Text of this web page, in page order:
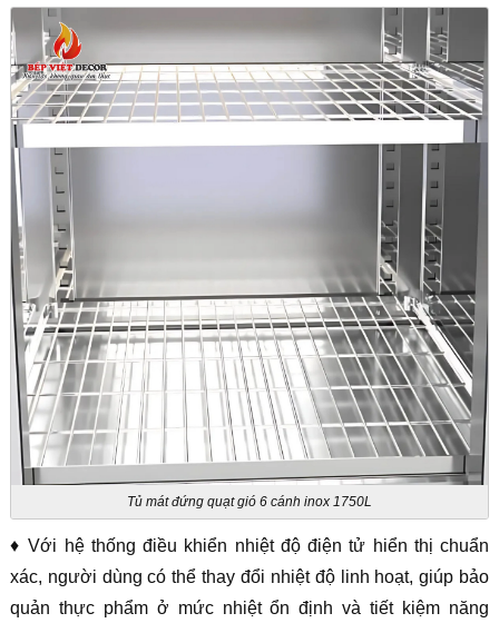
Tủ mát đứng quạt gió 6 cánh inox 1750L
♦ Với hệ thống điều khiển nhiệt độ điện tử hiển thị chuẩn
xác, người dùng có thể thay đổi nhiệt độ linh hoạt, giúp bảo
quản thực phẩm ở mức nhiệt ổn định và tiết kiệm năng